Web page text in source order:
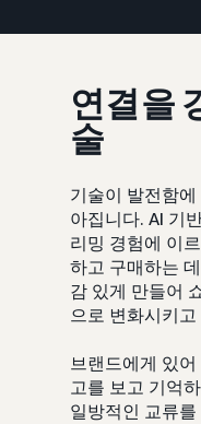
연결을
술
기술이 발전함
아집니다. AI 기
리밍 경험에 이
하고 구매하는
감 있게 만들어
으로 변화시키
브랜드에게 있
고를 보고 기억
일방적인 교류